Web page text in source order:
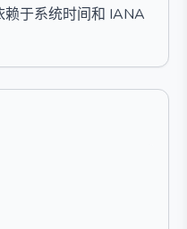
于系统时间和 IANA